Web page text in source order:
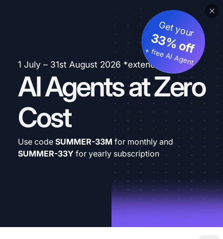
1 July – 31st August 2026 *extended
AI Agents at Zero
Cost
Get your
33% off
+ free AI Agent
Use code SUMMER-33M for monthly and
SUMMER-33Y for yearly subscription